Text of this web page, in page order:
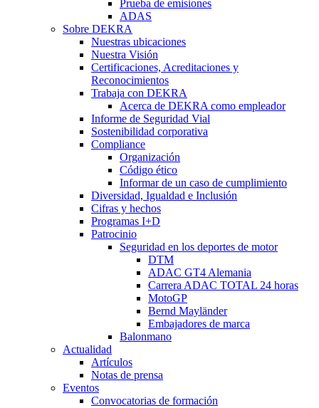
Prueba de emisiones
ADAS
Sobre DEKRA
Nuestras ubicaciones
Nuestra Visión
Certificaciones, Acreditaciones y
Reconocimientos
Trabaja con DEKRA
Acerca de DEKRA como empleador
Informe de Seguridad Vial
Sostenibilidad corporativa
Compliance
Organización
Código ético
Informar de un caso de cumplimiento
Diversidad, Igualdad e Inclusión
Cifras y hechos
Programas I+D
Patrocinio
Seguridad en los deportes de motor
DTM
ADAC GT4 Alemania
Carrera ADAC TOTAL 24 horas
MotoGP
Bernd Mayländer
Embajadores de marca
Balonmano
Actualidad
Artículos
Notas de prensa
Eventos
Convocatorias de formación